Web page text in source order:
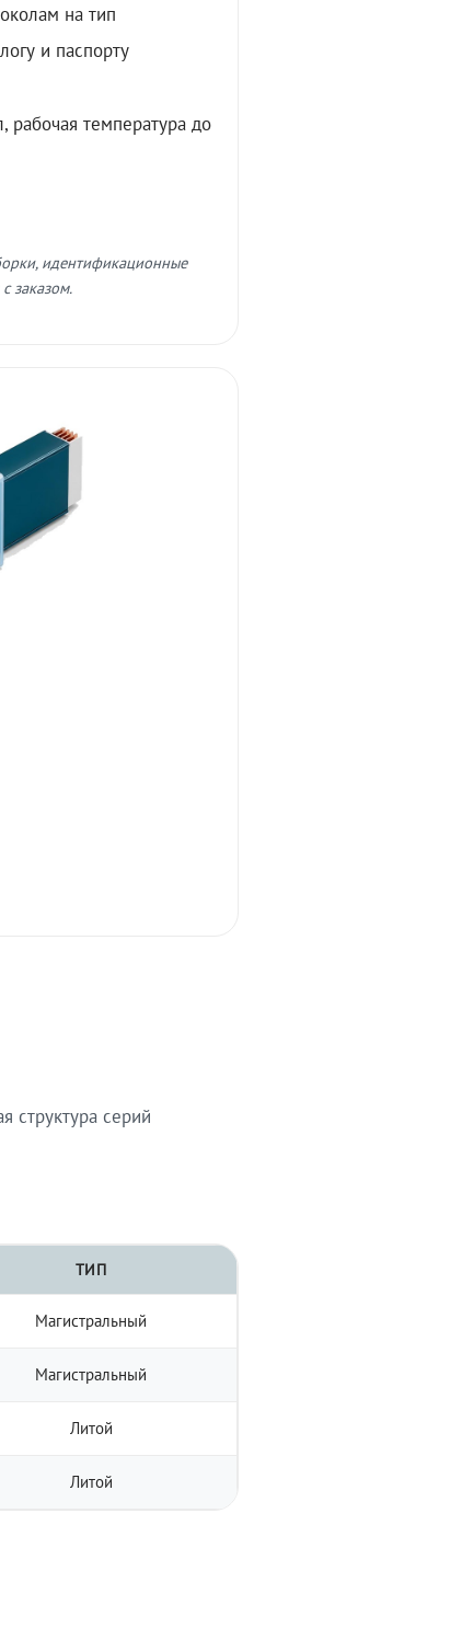
на тип
и паспорту
рабочая температура до
идентификационные
заказом.
структура серий
ТИП
Магистральный
Магистральный
Литой
Литой